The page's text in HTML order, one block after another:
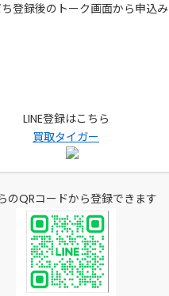
ち登録後のトーク画面から申込み
LINE登録はこちら
買取タイガー
のQRコードから登録できます